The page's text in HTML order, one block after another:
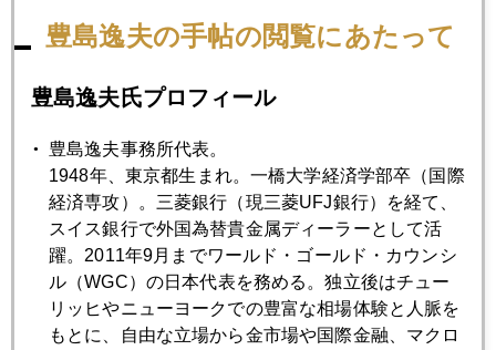
1月 2月 3月 4月
7月 8月 9月
2014年08月29日
世界的金利急落に臨界点の兆候
2014年08月28日
豊島逸夫の手帖の閲覧にあたって
豊島逸夫氏プロフィール
豊島逸夫事務所代表。
1948年、東京都生まれ。一橋大学経済学部卒（国際
経済専攻）。三菱銀行（現三菱UFJ銀行）を経て、
スイス銀行で外国為替貴金属ディーラーとして活
躍。2011年9月までワールド・ゴールド・カウンシ
ル（WGC）の日本代表を務める。独立後はチュー
リッヒやニューヨークでの豊富な相場体験と人脈を
もとに、自由な立場から金市場や国際金融、マクロ